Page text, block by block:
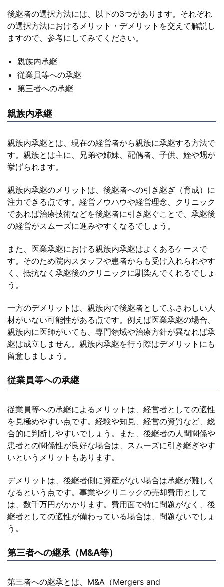
後継者の選択方法には、以下の3つがあります。それぞれ
の選択方法におけるメリット・デメリットを交えて解説し
ますので、参考にしてみてください。
親族内承継
従業員等への承継
第三者への承継
親族内承継
親族内承継とは、現在の経営者から親族に承継する方法で
す。親族とは主に、兄弟や姉妹、配偶者、子供、姪や甥が
挙げられます。
親族内承継のメリットは、後継者への引き継ぎ（育成）に
注力できる点です。経営ノウハウや経営理念、クリニック
であれば治療技術などを後継者に引き継ぐことで、承継後
の経営がスムーズに進みやすくなるでしょう。
また、医業承継における親族内承継はよくあるケースで
す。そのため院内スタッフや患者からも受け入れられやす
く、抵抗なく承継後のクリニックに馴染んでくれるでしょ
う。
一方のデメリットは、親族内で後継者としてふさわしい人
材がいない可能性がある点です。例えば医業承継の場合、
親族内に医師がいても、専門領域や治療方針が異なれば承
継は成立しません。親族内承継を行う際はデメリットにも
留意しましょう。
従業員等への承継
従業員等への承継によるメリットは、経営者としての適性
を見極めやすい点です。経験や知見、経営の資質など、総
合的に判断しやすいでしょう。また、後継者の人間関係や
患者との関係性が良好な場合は、スムーズに引き継ぎやす
いというメリットもあります。
デメリットは、後継者側に資産がない場合は承継が難しく
なるという点です。事業やクリニックの売却費用として
は、数千万円がかかります。費用面で特に問題がなく、後
継者としての適性が備わっている場合は、問題ないでしょ
う。
第三者への継承（M&A等）
第三者への継承とは、M&A（Mergers and